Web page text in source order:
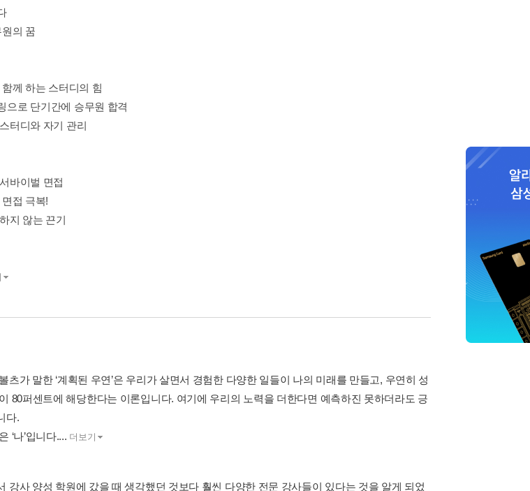
의 꿈
께 하는 스터디의 힘
으로 단기간에 승무원 합격
터디와 자기 관리
바이벌 면접
접 극복!
지 않는 끈기
츠가 말한 ‘계획된 우연’은 우리가 살면서 경험한 다양한 일들이 나의 미래를 만들고, 우연히 성
80퍼센트에 해당한다는 이론입니다. 여기에 우리의 노력을 더한다면 예측하진 못하더라도 긍
다.
‘나’입니다.... 더보기
강사 양성 학원에 갔을 때 생각했던 것보다 훨씬 다양한 전문 강사들이 있다는 것을 알게 되었